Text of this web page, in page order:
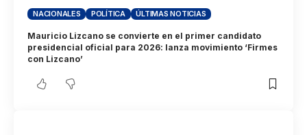
NACIONALES POLÍTICA ÚLTIMAS NOTICIAS
Mauricio Lizcano se convierte en el primer candidato
presidencial oficial para 2026: lanza movimiento ‘Firmes
con Lizcano’